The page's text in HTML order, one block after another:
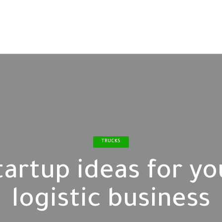
TRUCKS
ideas for
logistic business